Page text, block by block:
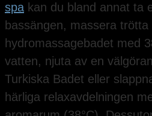
spa kan du bland annat ta
bassängen, massera trötta
hydromassagebadet med
vatten, njuta av en
Turkiska Badet eller
härliga relaxavdelningen